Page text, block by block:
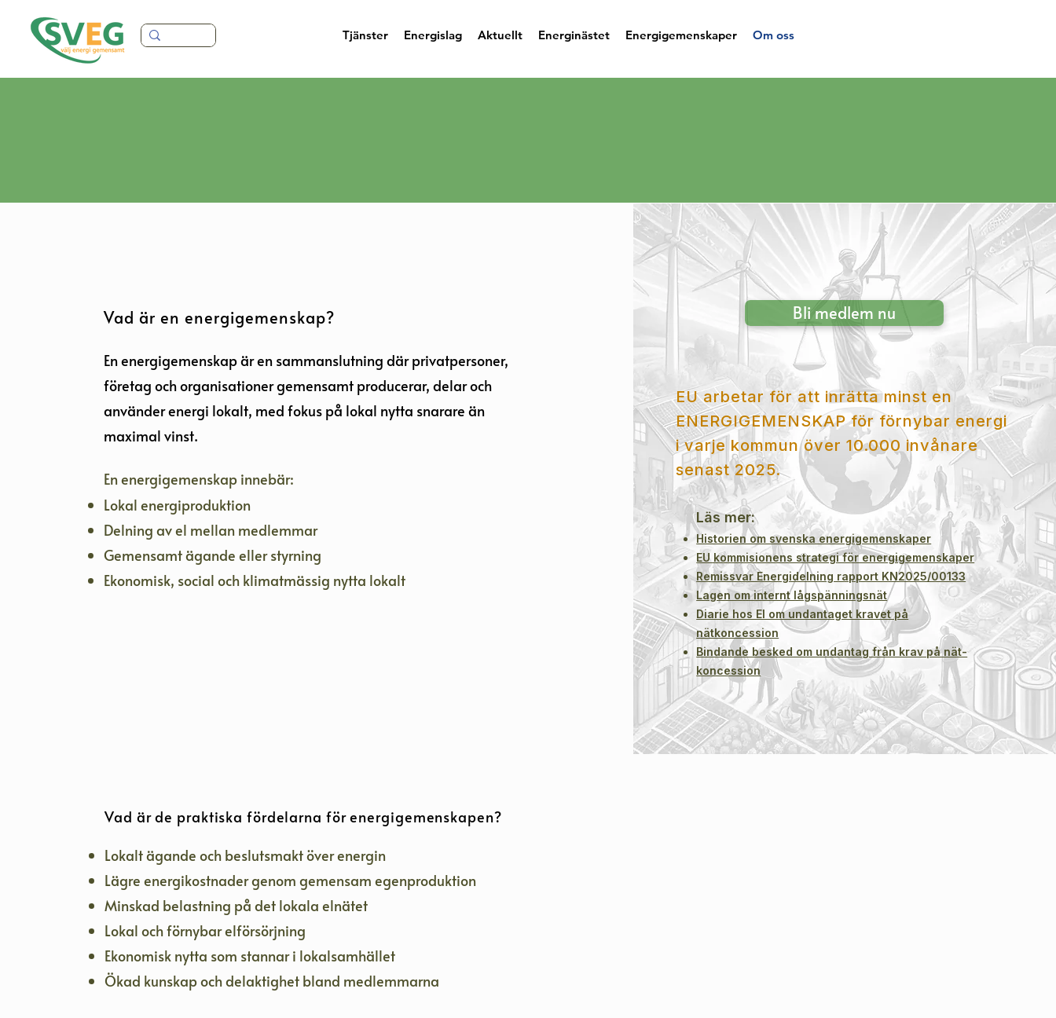
Tjänster Energislag Aktuellt Energinästet Energigemenskaper Om oss
Vad är en energigemenskap?
En energigemenskap är en sammanslutning där privatpersoner,
företag och organisationer gemensamt producerar, delar och
använder energi lokalt, med fokus på lokal nytta snarare än
maximal vinst.
En energigemenskap innebär:
Lokal energiproduktion
Delning av el mellan medlemmar
Gemensamt ägande eller styrning
Ekonomisk, social och klimatmässig nytta lokalt
Bli medlem nu
EU arbetar för att inrätta minst en
ENERGIGEMENSKAP för förnybar energi
i varje kommun över 10.000 invånare
senast 2025.
Läs mer:​
Historien om svenska energigemenskaper
EU kommisionens strategi för energigemenskaper
Remissvar Energidelning rapport KN2025/00133
Lagen om internt lågspänningsnät
Diarie hos EI om undantaget kravet på
nätkoncession
Bindande besked om undantag från krav på nät-
koncession
Vad är de praktiska fördelarna för energigemenskapen?
Lokalt ägande och beslutsmakt över energin
Lägre energikostnader genom gemensam egenproduktion
Minskad belastning på det lokala elnätet
Lokal och förnybar elförsörjning
Ekonomisk nytta som stannar i lokalsamhället
Ökad kunskap och delaktighet bland medlemmarna